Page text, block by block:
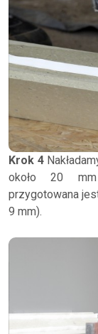
Krok 4
około 20
przygotowana
9 mm).